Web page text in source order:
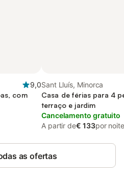
9,0
com
Sant Lluís, Minorca
Casa de férias para 4
terraço e jardim
Cancelamento gratuito
A partir de€ 133por noite
as ofertas